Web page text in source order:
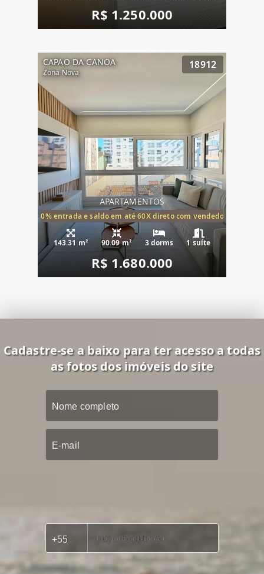
R$ 1.250.000
CAPAO DA CANOA
Zona Nova
18912
APARTAMENTOS
20% entrada e saldo em até 60X direto com vendedor
143.31 m² 90.09 m² 3 dorms 1 suíte
R$ 1.680.000
Cadastre-se a baixo para ter acesso a todas
as fotos dos imóveis do site